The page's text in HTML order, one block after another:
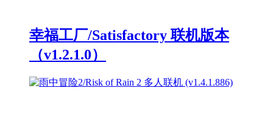
幸福工厂/Satisfactory 联机版本
（v1.2.1.0）